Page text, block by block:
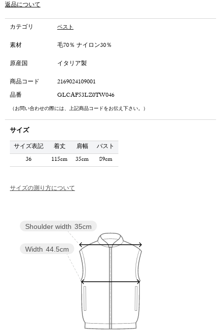
返品について
カテゴリ ベスト
素材
毛70％ ナイロン30％
原産国
イタリア製
商品コード
2169024109001
品番
GLCAF53LZ0TW046
（お問い合わせの際には、上記商品コードをお伝え下さい。）
サイズ
サイズ表記 着丈 肩幅
バスト
36
115cm 35cm 89cm
サイズの測り方について
Width 44.5cm
Shoulder width 35cm